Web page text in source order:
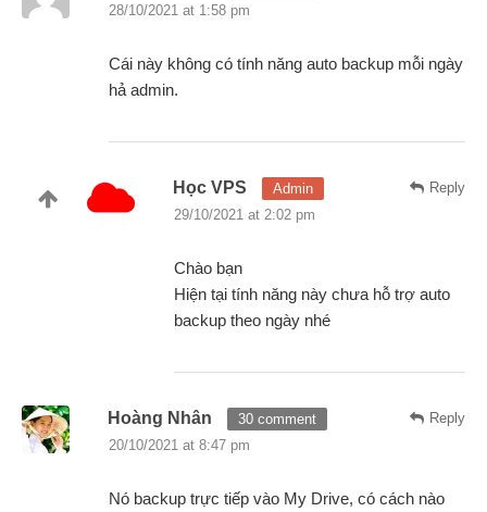
28/10/2021 at 1:58 pm
Cái này không có tính năng auto backup mỗi ngày
hả admin.
Reply
Học VPS
Admin
29/10/2021 at 2:02 pm
Chào bạn
Hiện tại tính năng này chưa hỗ trợ auto
backup theo ngày nhé
Reply
Hoàng Nhân
30 comment
20/10/2021 at 8:47 pm
Nó backup trực tiếp vào My Drive, có cách nào